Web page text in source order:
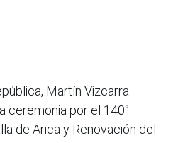
Martín Vizcarra
ceremonia por el 140°
de Arica y Renovación del